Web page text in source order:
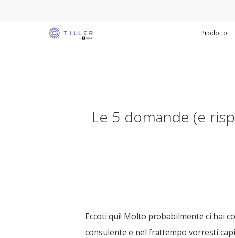
Prodotto
Le 5 domande (e
Eccoti qui! Molto probabilmente ci hai
consulente e nel frattempo vorresti